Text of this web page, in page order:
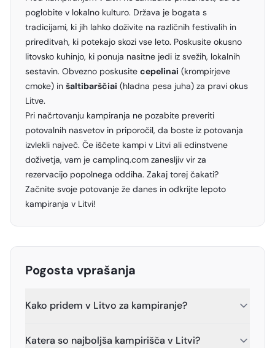
poglobite v lokalno kulturo. Država je bogata s
tradicijami, ki jih lahko doživite na različnih festivalih in
prireditvah, ki potekajo skozi vse leto. Poskusite okusno
litovsko kuhinjo, ki ponuja nasitne jedi iz svežih, lokalnih
sestavin. Obvezno poskusite cepelinai (krompirjeve
cmoke) in šaltibarščiai (hladna pesa juha) za pravi okus
Litve.
Pri načrtovanju kampiranja ne pozabite preveriti
potovalnih nasvetov in priporočil, da boste iz potovanja
izvlekli največ. Če iščete kampi v Litvi ali edinstvene
doživetja, vam je camplinq.com zanesljiv vir za
rezervacijo popolnega oddiha. Zakaj torej čakati?
Začnite svoje potovanje že danes in odkrijte lepoto
kampiranja v Litvi!
Pogosta vprašanja
Kako pridem v Litvo za kampiranje?
Katera so najboljša kampirišča v Litvi?